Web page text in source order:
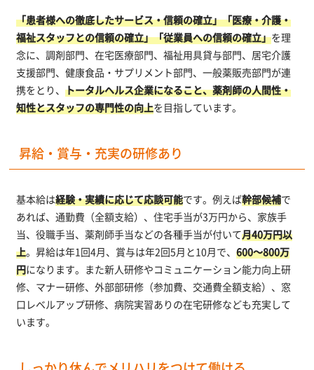
「患者様への徹底したサービス・信頼の確立」「医療・介護・
福祉スタッフとの信頼の確立」「従業員への信頼の確立」を理
念に、調剤部門、在宅医療部門、福祉用具貸与部門、居宅介護
支援部門、健康食品・サプリメント部門、一般薬販売部門が連
携をとり、トータルヘルス企業になること、薬剤師の人間性・
知性とスタッフの専門性の向上を目指しています。
昇給・賞与・充実の研修あり
基本給は経験・実績に応じて応談可能です。例えば幹部候補で
あれば、通勤費（全額支給）、住宅手当が3万円から、家族手
当、役職手当、薬剤師手当などの各種手当が付いて月40万円以
上。昇給は年1回4月、賞与は年2回5月と10月で、600～800万
円になります。また新人研修やコミュニケーション能力向上研
修、マナー研修、外部部研修（参加費、交通費全額支給）、窓
口レベルアップ研修、病院実習ありの在宅研修なども充実して
います。